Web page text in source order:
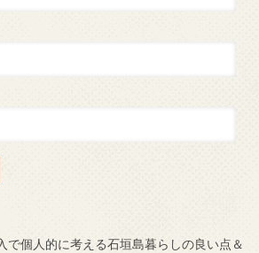
で個人的に考える石垣島暮らしの良い点＆